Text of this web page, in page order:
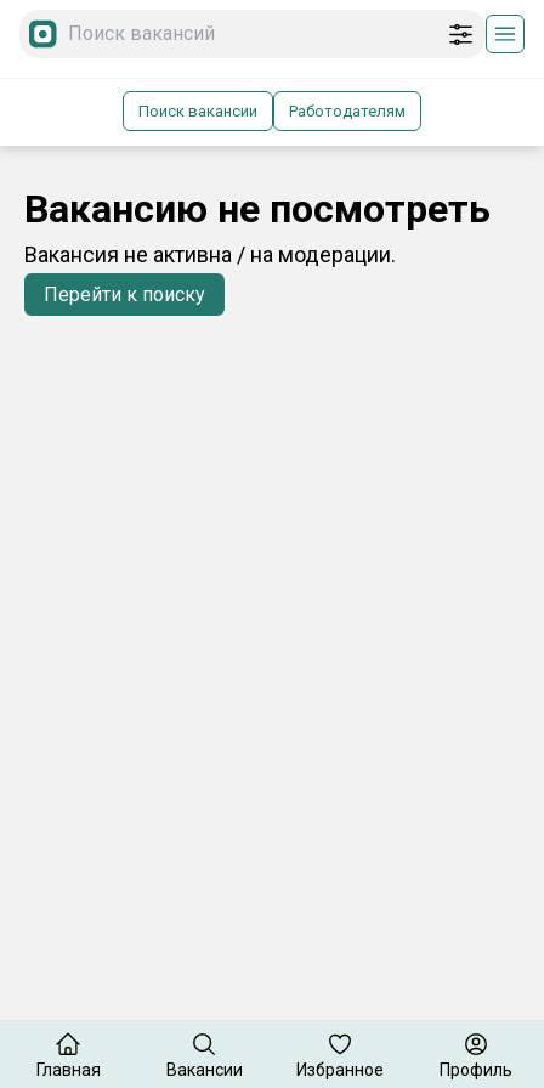
Поиск вакансии Работодателям
Вакансию не посмотреть
Вакансия не активна / на модерации.
Перейти к поиску
Главная Вакансии Избранное Профиль